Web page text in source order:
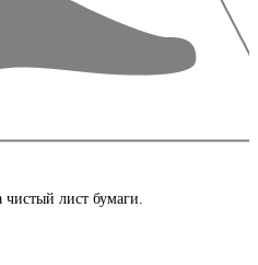
чистый лист бумаги.